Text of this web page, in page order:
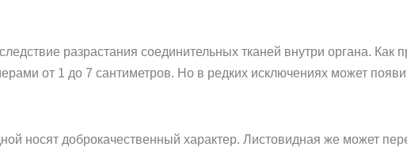
разрастания соединительных тканей внутри органа. Как
от 1 до 7 сантиметров. Но в редких исключениях может
носят доброкачественный характер. Листовидная же может